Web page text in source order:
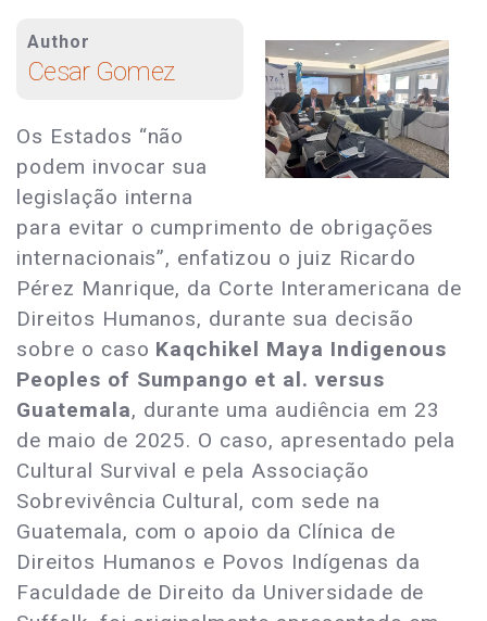
Author
Cesar Gomez
Os Estados “não
podem invocar sua
legislação interna
para evitar o cumprimento de obrigações
internacionais”, enfatizou o juiz Ricardo
Pérez Manrique, da Corte Interamericana de
Direitos Humanos, durante sua decisão
sobre o caso Kaqchikel Maya Indigenous
Peoples of Sumpango et al. versus
Guatemala, durante uma audiência em 23
de maio de 2025. O caso, apresentado pela
Cultural Survival e pela Associação
Sobrevivência Cultural, com sede na
Guatemala, com o apoio da Clínica de
Direitos Humanos e Povos Indígenas da
Faculdade de Direito da Universidade de